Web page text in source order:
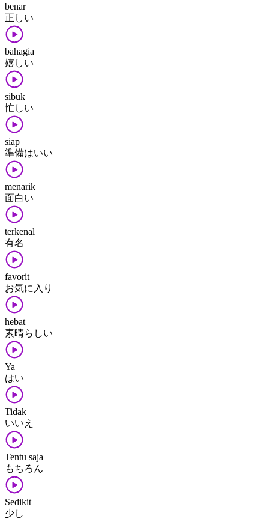
benar
正しい
bahagia
嬉しい
sibuk
忙しい
siap
準備​は​いい
menarik
面白い
terkenal
有名
favorit
お気に入り
hebat
素晴らしい
Ya
はい
Tidak
いいえ
Tentu saja
もちろん
Sedikit
少し